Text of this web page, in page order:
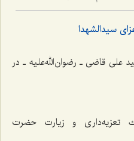
سیدالشهدا
علی قاضی ـ رضوان‌الله‌علیه ـ در
تعزيه‌دارى و زيارت حضرت